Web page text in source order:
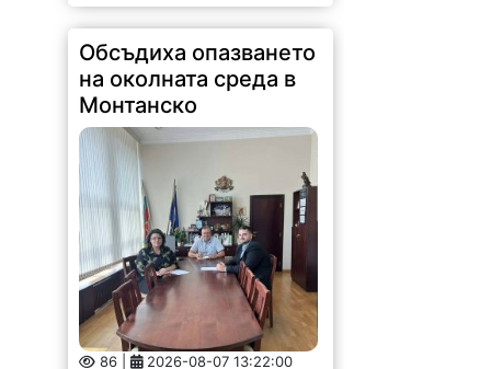
работна среща с новоназначения
директор на РИОСВ - Светослав
Илиев. По време на срещата бяха
обсъдени приоритетите в...
Енергийният
министър: България
има рекорден износ
на ток